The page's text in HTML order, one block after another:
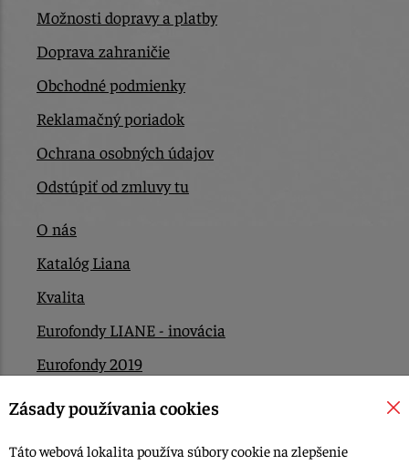
Možnosti dopravy a platby
Doprava zahraničie
Obchodné podmienky
Reklamačný poriadok
Ochrana osobných údajov
Odstúpiť od zmluvy tu
O nás
Katalóg Liana
Kvalita
Eurofondy LIANE - inovácia
Eurofondy 2019
Eurofondy 2022/2023
Zásady používania cookies
Táto webová lokalita používa súbory cookie na zlepšenie